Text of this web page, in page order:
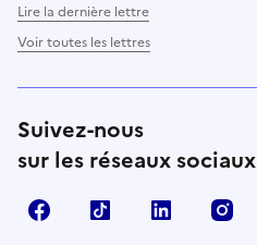
Lire la dernière lettre
Voir toutes les lettres
Suivez-nous
sur les réseaux sociaux
FacebookTikTok LinkedIn